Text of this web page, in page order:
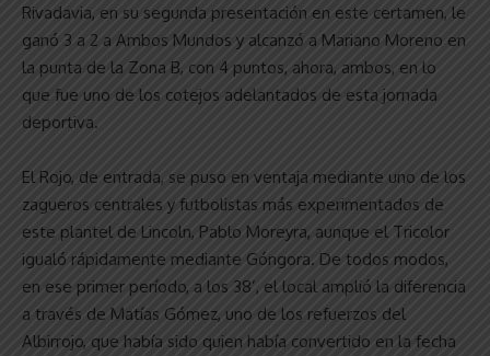
Rivadavia, en su segunda presentación en este certamen, le
ganó 3 a 2 a Ambos Mundos y alcanzó a Mariano Moreno en
la punta de la Zona B, con 4 puntos, ahora, ambos, en lo
que fue uno de los cotejos adelantados de esta jornada
deportiva.
El Rojo, de entrada, se puso en ventaja mediante uno de los
zagueros centrales y futbolistas más experimentados de
este plantel de Lincoln, Pablo Moreyra, aunque el Tricolor
igualó rápidamente mediante Góngora. De todos modos,
en ese primer período, a los 38’, el local amplió la diferencia
a través de Matías Gómez, uno de los refuerzos del
Albirrojo, que había sido quien había convertido en la fecha